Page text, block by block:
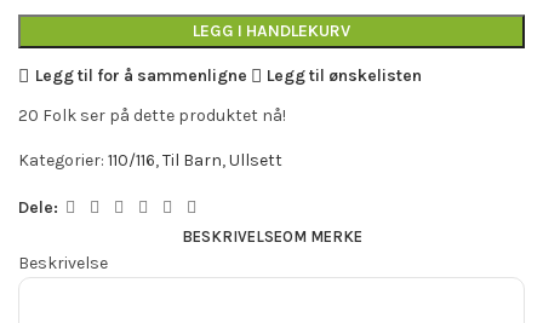
LEGG I HANDLEKURV
Legg til for å sammenligne
Legg til ønskelisten
20 Folk ser på dette produktet nå!
Kategorier: 110/116,Til Barn,Ullsett
Dele:
BESKRIVELSEOM MERKE
Beskrivelse